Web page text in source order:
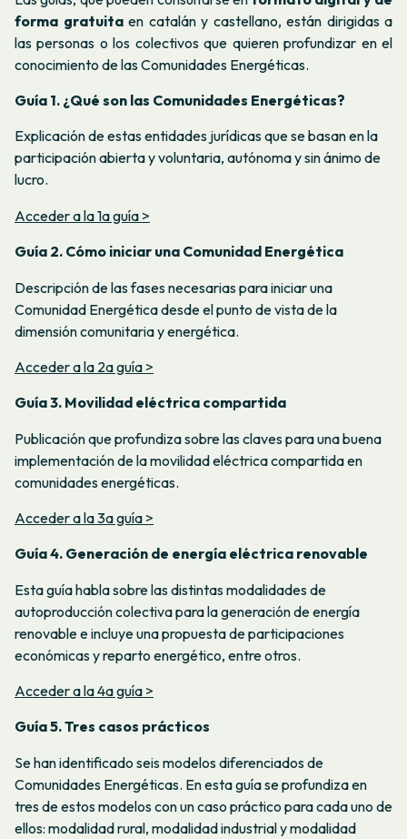
forma gratuitaen catalán y castellano, están dirigidas a
las personas o los colectivos que quieren profundizar en el
conocimiento de las Comunidades Energéticas.
Guía 1. ¿Qué son las Comunidades Energéticas?
Explicación de estas entidades jurídicas que se basan en la
participación abierta y voluntaria, autónoma y sin ánimo de
lucro.
Acceder a la 1a guía >
Guía 2. Cómo iniciar una Comunidad Energética
Descripción de las fases necesarias para iniciar una
Comunidad Energética desde el punto de vista de la
dimensión comunitaria y energética.
Acceder a la 2a guía >
Guía 3. Movilidad eléctrica compartida
Publicación que profundiza sobre las claves para una buena
implementación de la movilidad eléctrica compartida en
comunidades energéticas.
Acceder a la 3a guía >
Guía 4. Generación de energía eléctrica renovable
Esta guía habla sobre las distintas modalidades de
autoproducción colectiva para la generación de energía
renovable e incluye una propuesta de participaciones
económicas y reparto energético, entre otros.
Acceder a la 4a guía >
Guía 5. Tres casos prácticos
Se han identificado seis modelos diferenciados de
Comunidades Energéticas. En esta guía se profundiza en
tres de estos modelos con un caso práctico para cada uno de
ellos: modalidad rural, modalidad industrial y modalidad